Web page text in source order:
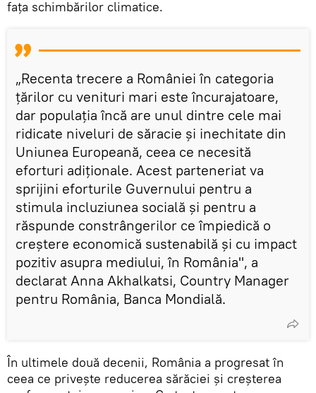
faţa schimbărilor climatice.
„Recenta trecere a României în categoria
ţărilor cu venituri mari este încurajatoare,
dar populaţia încă are unul dintre cele mai
ridicate niveluri de săracie şi inechitate din
Uniunea Europeană, ceea ce necesită
eforturi adiţionale. Acest parteneriat va
sprijini eforturile Guvernului pentru a
stimula incluziunea socială şi pentru a
răspunde constrângerilor ce împiedică o
creştere economică sustenabilă şi cu impact
pozitiv asupra mediului, în România", a
declarat Anna Akhalkatsi, Country Manager
pentru România, Banca Mondială.
În ultimele două decenii, România a progresat în
ceea ce priveşte reducerea sărăciei şi creşterea